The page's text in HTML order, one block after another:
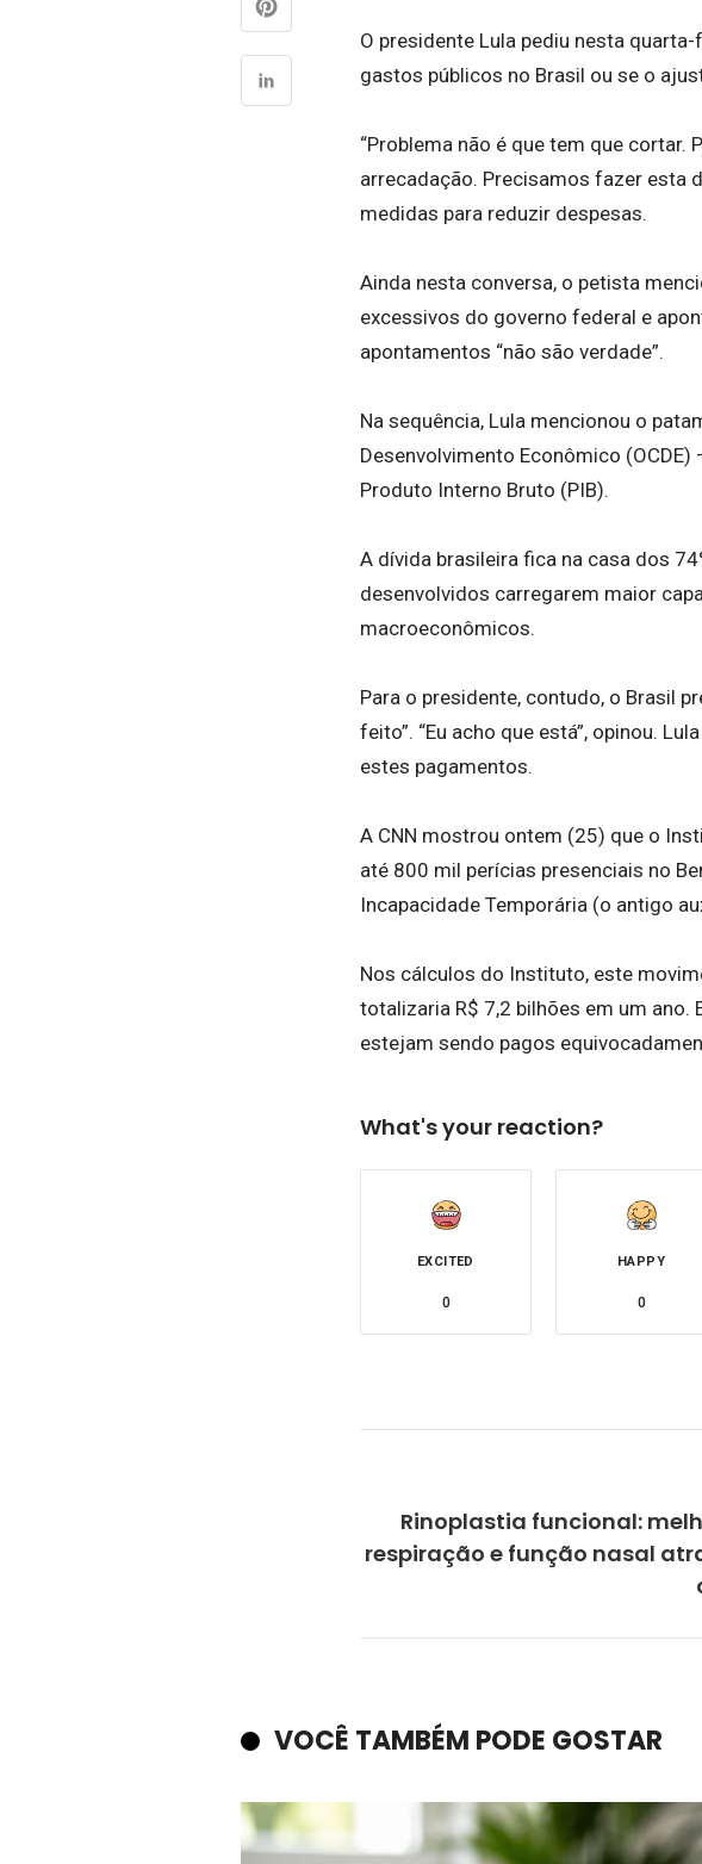
O presidente Lula pediu nesta
gastos públicos no Brasil ou se o
“Problema não é que tem que
arrecadação. Precisamos fazer esta
medidas para reduzir despesas.
Ainda nesta conversa, o petista
excessivos do governo federal e
apontamentos “não são verdade”.
Na sequência, Lula mencionou o
Desenvolvimento Econômico
Produto Interno Bruto (PIB).
A dívida brasileira fica na casa dos
desenvolvidos carregarem maior
macroeconômicos.
Para o presidente, contudo, o Brasil
feito”. “Eu acho que está”, opinou.
estes pagamentos.
A CNN mostrou ontem (25) que o
até 800 mil perícias presenciais no
Incapacidade Temporária (o antigo
Nos cálculos do Instituto, este
totalizaria R$ 7,2 bilhões em um
estejam sendo pagos
What's your reaction?
EXCITED
0
HAPPY
0
Rinoplastia funcional:
respiração e função nasal
VOCÊ TAMBÉM PODE GOSTAR